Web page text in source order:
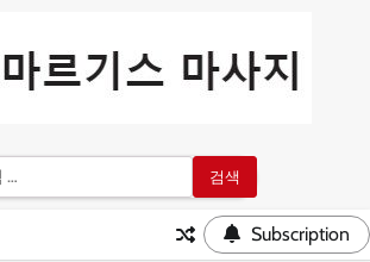
Subscription